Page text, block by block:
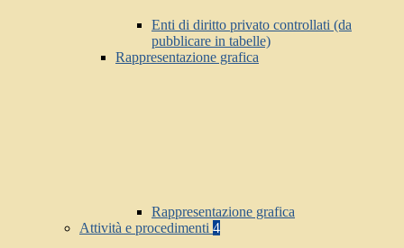
Enti di diritto privato controllati (da
pubblicare in tabelle)
Rappresentazione grafica
Rappresentazione grafica
Attività e procedimenti 4